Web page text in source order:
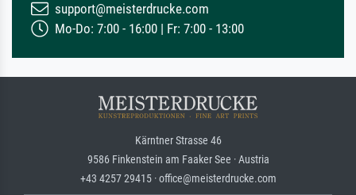
support@meisterdrucke.com
Mo-Do: 7:00 - 16:00 | Fr: 7:00 - 13:00
Kärntner Strasse 46
9586 Finkenstein am Faaker See · Austria
+43 4257 29415 · office@meisterdrucke.com